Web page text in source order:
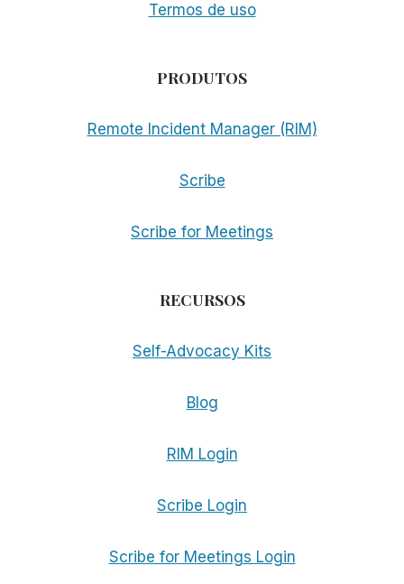
Termos de uso
PRODUTOS
Remote Incident Manager (RIM)
Scribe
Scribe for Meetings
RECURSOS
Self-Advocacy Kits
Blog
RIM Login
Scribe Login
Scribe for Meetings Login